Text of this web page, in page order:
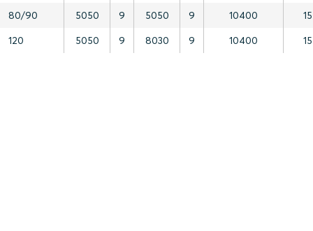
80/90 5050 9 5050 9 10400
120
5050 9 8030 9 10400